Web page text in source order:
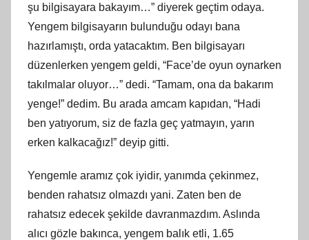
şu bilgisayara bakayım…” diyerek geçtim odaya.
Yengem bilgisayarın bulunduğu odayı bana
hazırlamıştı, orda yatacaktım. Ben bilgisayarı
düzenlerken yengem geldi, “Face’de oyun oynarken
takılmalar oluyor…” dedi. “Tamam, ona da bakarım
yenge!” dedim. Bu arada amcam kapıdan, “Hadi
ben yatıyorum, siz de fazla geç yatmayın, yarın
erken kalkacağız!” deyip gitti.
Yengemle aramız çok iyidir, yanımda çekinmez,
benden rahatsız olmazdı yani. Zaten ben de
rahatsız edecek şekilde davranmazdım. Aslında
alıcı gözle bakınca, yengem balık etli, 1.65